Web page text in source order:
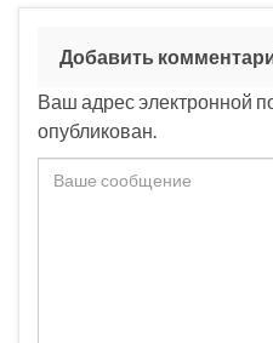
Добавить
Ваш адрес электронной
опубликован.